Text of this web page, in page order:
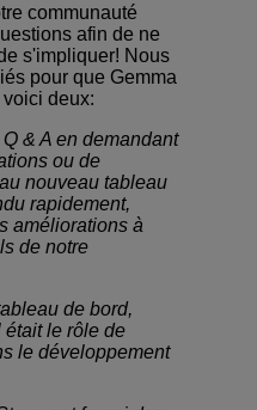
communauté
afin de ne
s'impliquer! Nous
pour que Gemma
deux:
& A en demandant
ou de
nouveau tableau
rapidement,
améliorations à
de notre
de bord,
le rôle de
le développement